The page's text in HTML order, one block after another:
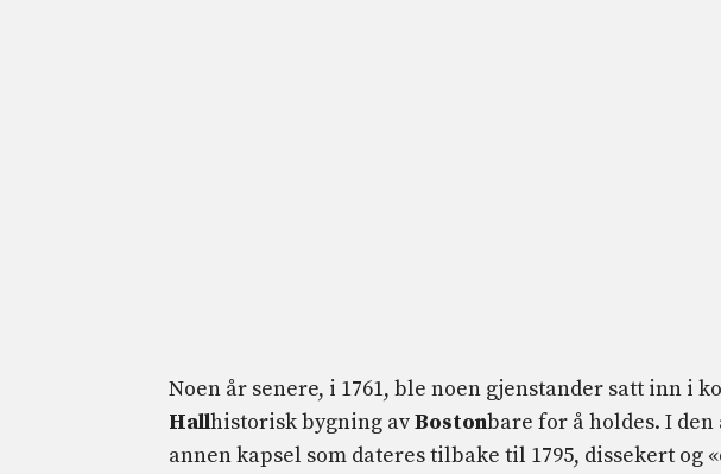
Noen år senere, i 1761, ble noen gjenstander satt inn i
Hallhistorisk bygning avBostonbare for å holdes. I
annen kapsel som dateres tilbake til 1795, dissekert og